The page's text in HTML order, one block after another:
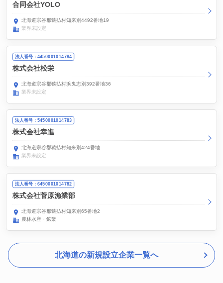
合同会社YOLO
北海道宗谷郡猿払村知来別4492番地19
業界未設定
法人番号：4450001014784
株式会社松栄
北海道宗谷郡猿払村浜鬼志別392番地36
業界未設定
法人番号：5450001014783
株式会社幸進
北海道宗谷郡猿払村知来別424番地
業界未設定
法人番号：6450001014782
株式会社菅原漁業部
北海道宗谷郡猿払村知来別65番地2
農林水産・鉱業
北海道の新規設立企業一覧へ